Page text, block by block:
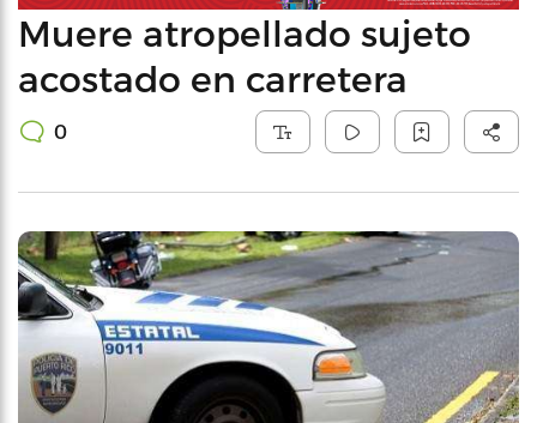
Muere atropellado sujeto
acostado en carretera
0